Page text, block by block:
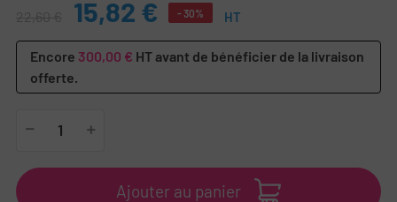
22,60 € 15,82 € - 30% HT
Encore 300,00 € HT avant de bénéficier de la livraison
offerte.
Ajouter au panier